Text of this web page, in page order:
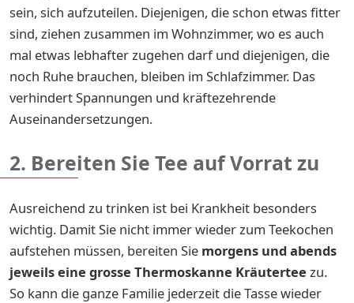
sein, sich aufzuteilen. Diejenigen, die schon etwas fitter
sind, ziehen zusammen im Wohnzimmer, wo es auch
mal etwas lebhafter zugehen darf und diejenigen, die
noch Ruhe brauchen, bleiben im Schlafzimmer. Das
verhindert Spannungen und kräftezehrende
Auseinandersetzungen.
2. Bereiten Sie Tee auf Vorrat zu
Ausreichend zu trinken ist bei Krankheit besonders
wichtig. Damit Sie nicht immer wieder zum Teekochen
aufstehen müssen, bereiten Sie morgens und abends
jeweils eine grosse Thermoskanne Kräutertee zu.
So kann die ganze Familie jederzeit die Tasse wieder